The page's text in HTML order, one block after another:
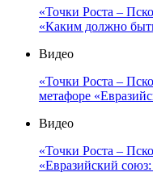
«Точки Роста –
«Каким должно
Видео
«Точки Роста –
метафоре
Видео
«Точки Роста –
«Евразийский